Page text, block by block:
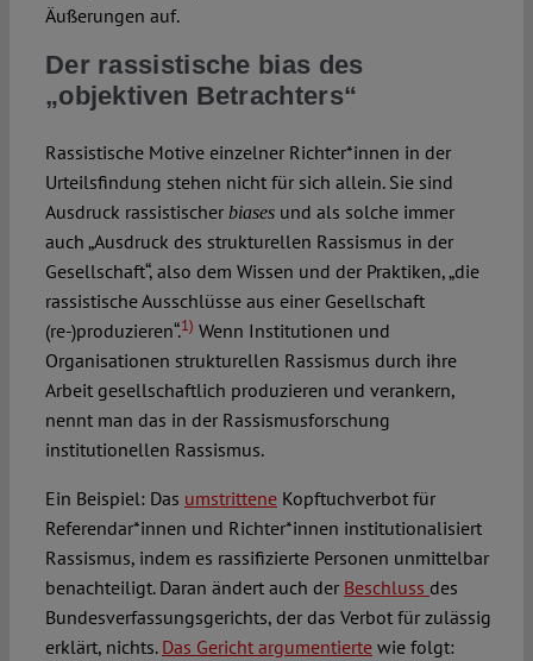
Äußerungen auf.
Der rassistische bias des
„objektiven Betrachters“
Rassistische Motive einzelner Richter*innen in der
Urteilsfindung stehen nicht für sich allein. Sie sind
Ausdruck rassistischer biasesund als solche immer
auch „Ausdruck des strukturellen Rassismus in der
Gesellschaft“, also dem Wissen und der Praktiken, „die
rassistische Ausschlüsse aus einer Gesellschaft
(re-)produzieren“.1) Wenn Institutionen und
Organisationen strukturellen Rassismus durch ihre
Arbeit gesellschaftlich produzieren und verankern,
nennt man das in der Rassismusforschung
institutionellen Rassismus.
Ein Beispiel: Das umstritteneKopftuchverbot für
Referendar*innen und Richter*innen institutionalisiert
Rassismus, indem es rassifizierte Personen unmittelbar
benachteiligt. Daran ändert auch der Beschluss des
Bundesverfassungsgerichts, der das Verbot für zulässig
erklärt, nichts. Das Gericht argumentiertewie folgt: